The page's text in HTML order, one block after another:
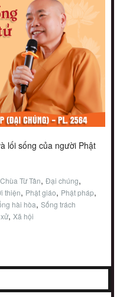
lối sống của người Phật
Chùa Từ Tân, Đại chúng,
thiện, Phật giáo, Phật pháp,
hài hòa, Sống trách
, Xã hội